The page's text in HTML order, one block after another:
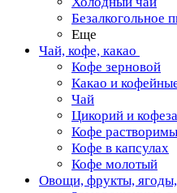
Безалкогольное
Еще
Чай, кофе, какао
Кофе зерновой
Какао и
Чай
Цикорий и
Кофе
Кофе в капсулах
Кофе молотый
Овощи, фрукты, ягоды,